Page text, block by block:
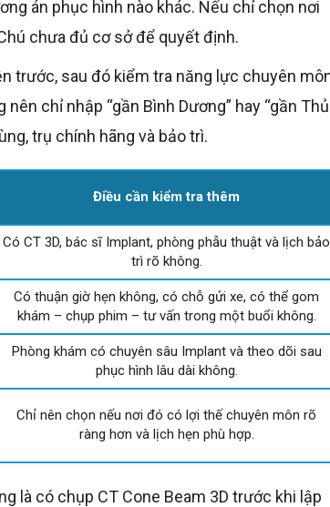
án phục hình nào khác. Nếu chỉ chọn nơi
chưa đủ cơ sở để quyết định.
nên chỉ nhập “gần Bình Dương” hay “gần Thủ
trụ chính hãng và bảo trì.
Điều cần kiểm tra thêm
Có CT 3D, bác sĩ Implant, phòng phẫu thuật và lịch bảo
trì rõ không.
Có thuận giờ hẹn không, có chỗ gửi xe, có thể gom
khám – chụp phim – tư vấn trong một buổi không.
Phòng khám có chuyên sâu Implant và theo dõi sau
phục hình lâu dài không.
Chỉ nên chọn nếu nơi đó có lợi thế chuyên môn rõ
ràng hơn và lịch hẹn phù hợp.